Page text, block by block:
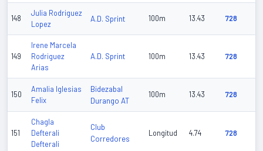
148
Julia Rodriguez
Lopez
A.D. Sprint 100m 13.43 728
149
Irene Marcela
Rodriguez
Arias
A.D. Sprint 100m 13.43 728
150
Amalia Iglesias
Felix
Bidezabal
Durango AT
100m 13.43 728
151
Chagla
Defterali
Defterali
Club
Corredores
Longitud 4.74 728